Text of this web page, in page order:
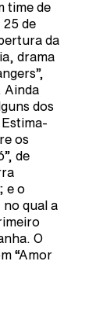
time de
25 de
da
drama
Ainda
dos
os
de
e o
no qual a
O
“Amor